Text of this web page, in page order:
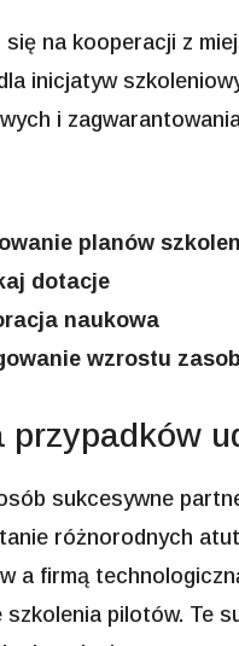
się na kooperacji z
inicjatyw
i
planów
dotacje
naukowa
wzrostu
przypadków
sukcesywne
różnorodnych
a firmą
szkolenia pilotów. Te